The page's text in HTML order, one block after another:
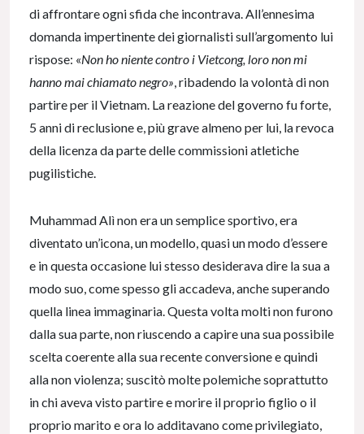
di affrontare ogni sfida che incontrava. All’ennesima
domanda impertinente dei giornalisti sull’argomento lui
rispose: «Non ho niente contro i Vietcong, loro non mi
hanno mai chiamato negro», ribadendo la volontà di non
partire per il Vietnam. La reazione del governo fu forte,
5 anni di reclusione e, più grave almeno per lui, la revoca
della licenza da parte delle commissioni atletiche
pugilistiche.
Muhammad Alì non era un semplice sportivo, era
diventato un’icona, un modello, quasi un modo d’essere
e in questa occasione lui stesso desiderava dire la sua a
modo suo, come spesso gli accadeva, anche superando
quella linea immaginaria. Questa volta molti non furono
dalla sua parte, non riuscendo a capire una sua possibile
scelta coerente alla sua recente conversione e quindi
alla non violenza; suscitò molte polemiche soprattutto
in chi aveva visto partire e morire il proprio figlio o il
proprio marito e ora lo additavano come privilegiato,